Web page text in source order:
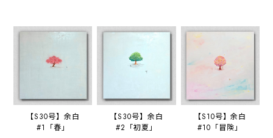
【S30号】余白
#1「春」
【S30号】余白
#2「初夏」
【S10号】余白
#10「冒険」